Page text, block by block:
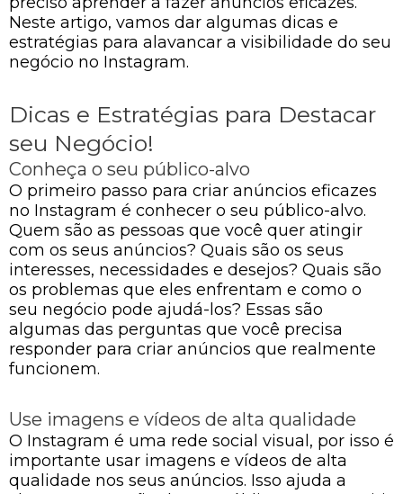
Neste artigo, vamos dar algumas dicas e
estratégias para alavancar a visibilidade do seu
negócio no Instagram.
Dicas e Estratégias para Destacar
seu Negócio!
Conheça o seu público-alvo
O primeiro passo para criar anúncios eficazes
no Instagram é conhecer o seu público-alvo.
Quem são as pessoas que você quer atingir
com os seus anúncios? Quais são os seus
interesses, necessidades e desejos? Quais são
os problemas que eles enfrentam e como o
seu negócio pode ajudá-los? Essas são
algumas das perguntas que você precisa
responder para criar anúncios que realmente
funcionem.
Use imagens e vídeos de alta qualidade
O Instagram é uma rede social visual, por isso é
importante usar imagens e vídeos de alta
qualidade nos seus anúncios. Isso ajuda a